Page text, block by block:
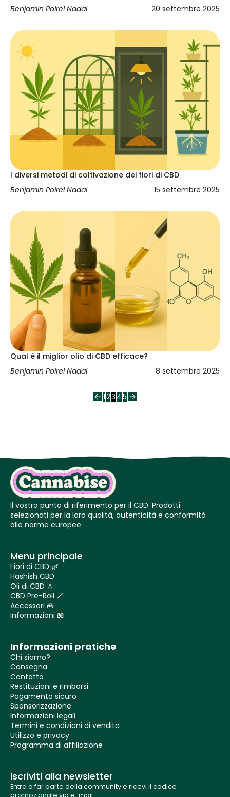
Benjamin Poirel Nadal
20 settembre 2025
I diversi metodi di coltivazione dei fiori di CBD
Benjamin Poirel Nadal
15 settembre 2025
Qual è il miglior olio di CBD efficace?
Benjamin Poirel Nadal
8 settembre 2025
123 45
Il vostro punto di riferimento per il CBD. Prodotti
selezionati per la loro qualità, autenticità e conformità
alle norme europee.
Menu principale
Fiori di CBD 🌿
Hashish CBD
Oli di CBD 💧
CBD Pre-Roll 🪄
Accessori 🧰
Informazioni 📖
Informazioni pratiche
Chi siamo?
Consegna
Contatto
Restituzioni e rimborsi
Pagamento sicuro
Sponsorizzazione
Informazioni legali
Termini e condizioni di vendita
Utilizzo e privacy
Programma di affiliazione
Iscriviti alla newsletter
Entra a far parte della community e ricevi il codice
promozionale via e-mail.